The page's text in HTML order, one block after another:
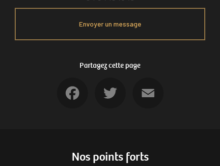
Envoyer un message
Partagez cette page
Nos points forts